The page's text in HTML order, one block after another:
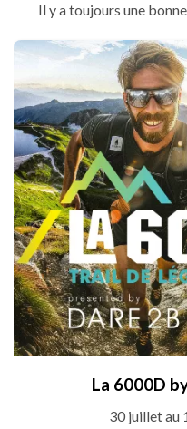
Il y a toujours une
La 6000D
30 juillet au